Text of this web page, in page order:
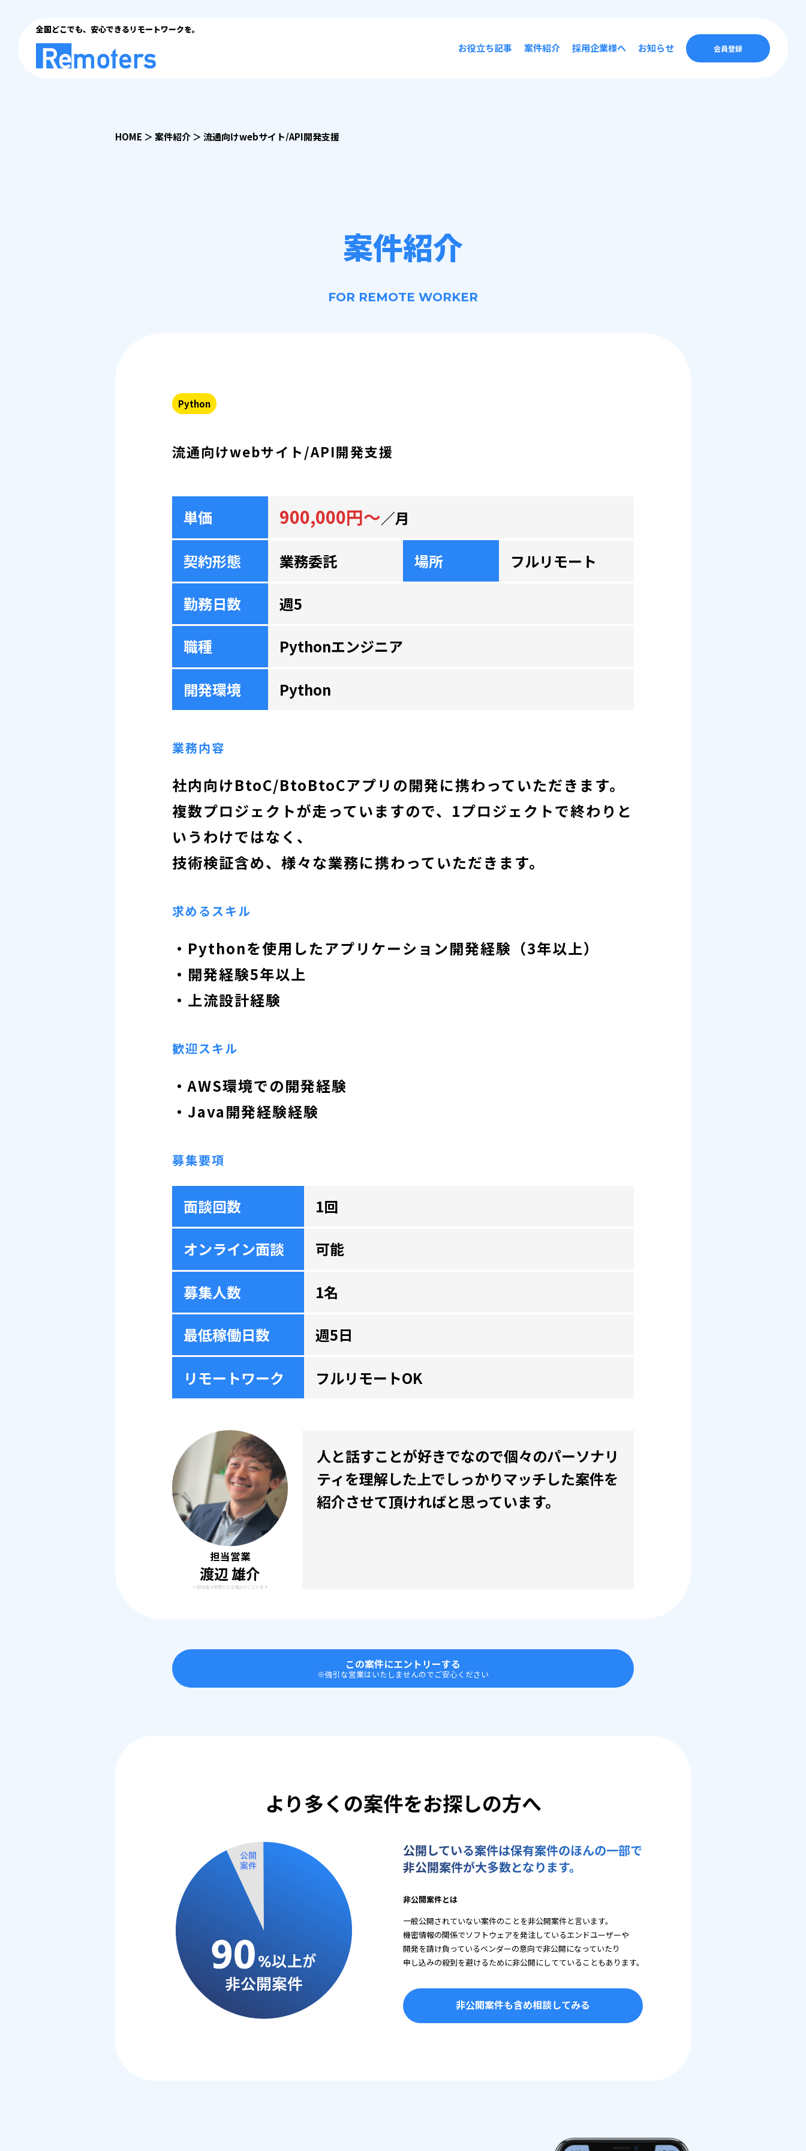
全国どこでも、安心できるリモートワークを。
お役立ち記事 案件紹介 採用企業様へ お知らせ 会員登録
HOME ＞案件紹介＞流通向けwebサイト/API開発支援
案件紹介
FOR REMOTE WORKER
Python
流通向けwebサイト/API開発支援
単価 900,000円～／月
契約形態 業務委託 場所 フルリモート
勤務日数 週5
職種 Pythonエンジニア
開発環境 Python
業務内容
社内向けBtoC/BtoBtoCアプリの開発に携わっていただきます。
複数プロジェクトが走っていますので、1プロジェクトで終わりと
いうわけではなく、
技術検証含め、様々な業務に携わっていただきます。
求めるスキル
・Pythonを使用したアプリケーション開発経験（3年以上）
・開発経験5年以上
・上流設計経験
歓迎スキル
・AWS環境での開発経験
・Java開発経験経験
募集要項
面談回数 1回
オンライン面談 可能
募集人数 1名
最低稼働日数 週5日
リモートワーク フルリモートOK
担当営業
渡辺 雄介
※担当者は変更になる場合がございます
人と話すことが好きでなので個々のパーソナリ
ティを理解した上でしっかりマッチした案件を
紹介させて頂ければと思っています。
この案件にエントリーする
※強引な営業はいたしませんのでご安心ください
より多くの案件をお探しの方へ
公開している案件は保有案件のほんの一部で
非公開案件が大多数となります。
非公開案件とは
一般公開されていない案件のことを非公開案件と言います。
機密情報の関係でソフトウェアを発注しているエンドユーザーや
開発を請け負っているベンダーの意向で非公開になっていたり
申し込みの殺到を避けるために非公開にしてていることもあります。
非公開案件も含め相談してみる